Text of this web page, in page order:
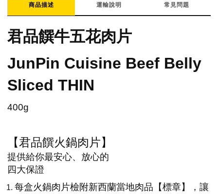
商品描述 運輸說明 常見問題
君品饌牛五花肉片
JunPin Cuisine Beef Belly
Sliced THIN
400g
【君品饌火鍋肉片】
提供給你最安心、放心的
四大保證
每盒火鍋肉片檢附新西蘭當地肉品【標章】，讓